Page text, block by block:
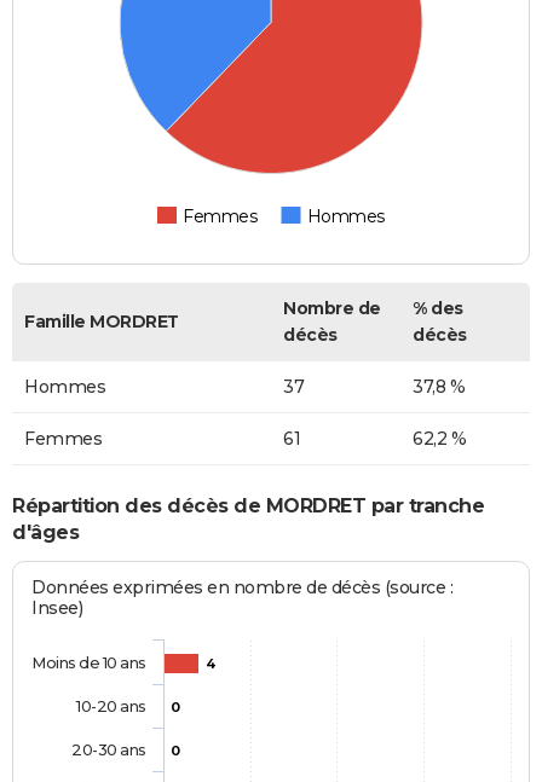
Femmes Hommes
Famille MORDRET
Nombre de
décès
% des
décès
Hommes 37 37,8 %
Femmes 61 62,2 %
Répartition des décès de MORDRET par tranche
d'âges
Données exprimées en nombre de décès (source :
Insee)
4
0
0
Moins de 10 ans
10-20 ans
20-30 ans